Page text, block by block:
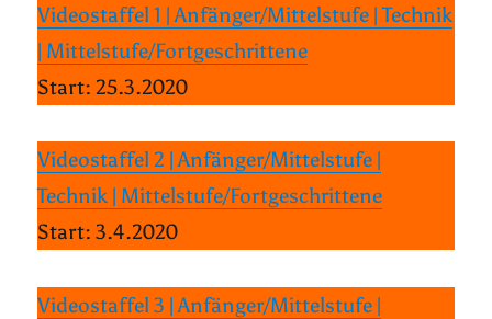
Videostaffel 1 | Anfänger/Mittelstufe | Technik
| Mittelstufe/Fortgeschrittene
Start: 25.3.2020
Videostaffel 2 | Anfänger/Mittelstufe |
Technik | Mittelstufe/Fortgeschrittene
Start: 3.4.2020
Videostaffel 3 | Anfänger/Mittelstufe |